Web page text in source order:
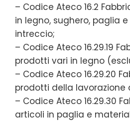
– Codice Ateco 16.2
in legno, sughero, paglia
intreccio;
– Codice Ateco 16.29.19
prodotti vari in legno
– Codice Ateco 16.29.20
prodotti della lavorazione
– Codice Ateco 16.29.30
articoli in paglia e